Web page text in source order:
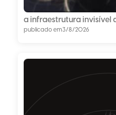
a infraestrutura invisível
publicado em3/8/2026